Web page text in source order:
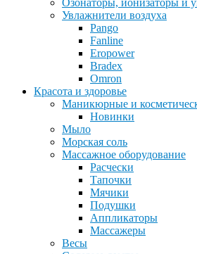
Озонаторы, ионизаторы и
Увлажнители воздуха
Pango
Fanline
Eropower
Bradex
Omron
Красота и здоровье
Маникюрные и
Новинки
Мыло
Морская соль
Массажное оборудование
Расчески
Тапочки
Мячики
Подушки
Аппликаторы
Массажеры
Весы